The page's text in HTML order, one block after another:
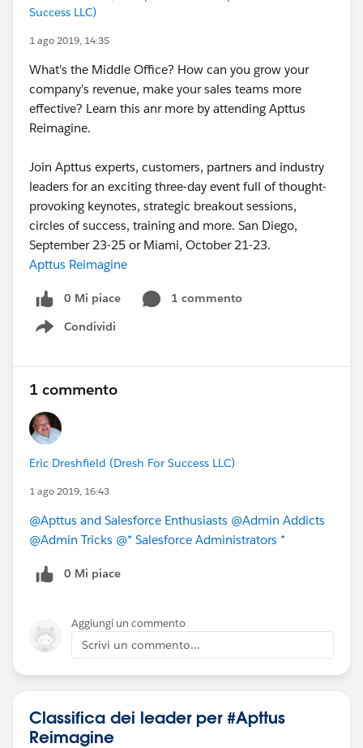
Success LLC)
1 ago 2019, 14:35
What's the Middle Office? How can you grow your
company's revenue, make your sales teams more
effective? Learn this anr more by attending Apttus
Reimagine.
Join Apttus experts, customers, partners and industry
leaders for an exciting three-day event full of thought-
provoking keynotes, strategic breakout sessions,
circles of success, training and more. San Diego,
September 23-25 or Miami, October 21-23.
Apttus Reimagine
0 Mi piace
1 commento
Condividi
Show menu
1 commento
Eric Dreshfield (Dresh For Success LLC)
1 ago 2019, 16:43
@Apttus and Salesforce Enthusiasts @Admin Addicts
@Admin Tricks @* Salesforce Administrators *
0 Mi piace
Aggiungi un commento
Scrivi un commento...
Classifica dei leader per #Apttus
Reimagine